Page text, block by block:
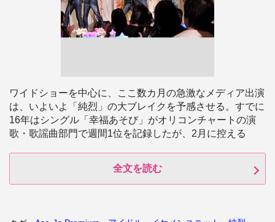
ワイドショーを中心に、ここ数カ月の急激なメディア出演
は、いよいよ「純烈」の大ブレイクを予感させる。すでに
16年はシングル「幸福あそび」がオリコンチャートの演
歌・歌謡曲部門で週間1位を記録したが、2月に控える
全文を読む